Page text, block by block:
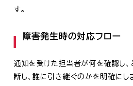
す。
障害発生時の対応フロー
通知を受けた担当者が何を確認し、
断し、誰に引き継ぐのかを明確にし